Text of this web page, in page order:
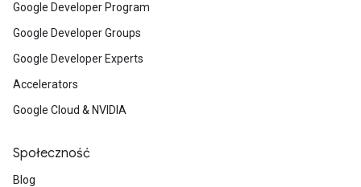
Google Developer Program
Google Developer Groups
Google Developer Experts
Accelerators
Google Cloud & NVIDIA
Społeczność
Blog